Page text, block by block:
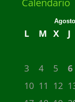
Calendario
L M X J
3
4 5 6
10 11 12